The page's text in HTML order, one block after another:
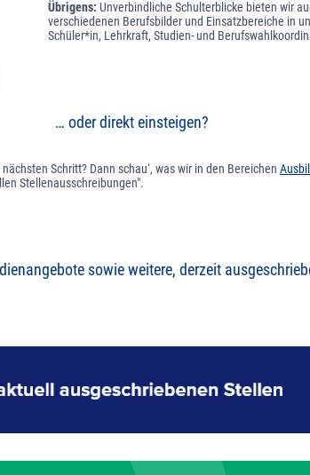
Übrigens: Unverbindliche Schulterblicke bieten wir
verschiedenen Berufsbilder und Einsatzbereiche in
Schüler*in, Lehrkraft, Studien- und
… oder direkt einsteigen?
Schritt? Dann schau‘, was wir in den Bereichen
Stellenausschreibungen".
sowie weitere, derzeit